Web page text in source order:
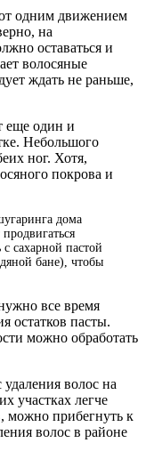
одним движением
на
оставаться и
волосяные
ждать не раньше,
еще один и
Небольшого
ног. Хотя,
покрова и
дома
сахарной пастой
бане), чтобы
все время
остатков пасты.
можно обработать
волос на
участках легче
можно прибегнуть к
волос в районе